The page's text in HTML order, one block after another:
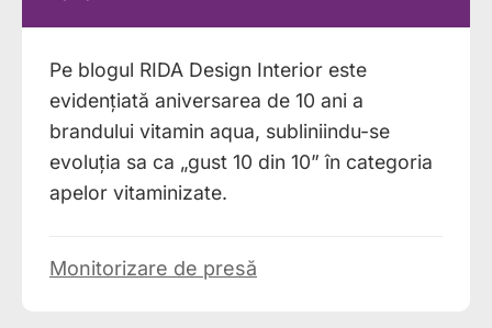
Pe blogul RIDA Design Interior este
evidențiată aniversarea de 10 ani a
brandului vitamin aqua, subliniindu-se
evoluția sa ca „gust 10 din 10” în categoria
apelor vitaminizate.
Monitorizare de presă